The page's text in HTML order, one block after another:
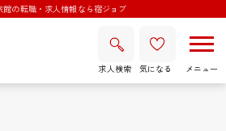
館の転職・求人情報なら宿ジョブ
求人検索 気になる